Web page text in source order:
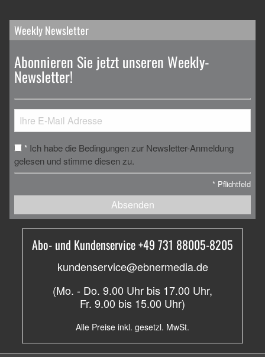
Weekly Newsletter
Abonnieren Sie jetzt unseren Weekly-
Newsletter!
* Ich habe die Bedingungen zur Newsletter-Anmeldung
gelesen und stimme diesen zu.
* Pflichtfeld
Absenden
Abo- und Kundenservice +49 731 88005-8205
kundenservice@ebnermedia.de
(Mo. - Do. 9.00 Uhr bis 17.00 Uhr,
Fr. 9.00 bis 15.00 Uhr)
Alle Preise inkl. gesetzl. MwSt.